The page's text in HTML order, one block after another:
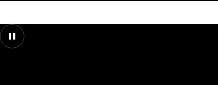
Marco Polo
Außen- und Innenansicht des großen Panoramadaches des neuen VLE
von Mercedes-Benz. Während verschiedene Perspektiven auf das
Panoramadach gezeigt werden wehen Blütenblätter um das Fahrzeug